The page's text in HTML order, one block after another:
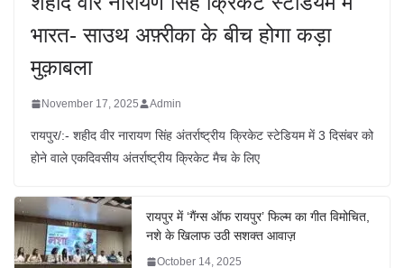
भारत- साउथ अफ़्रीका के बीच होगा कड़ा
मुक़ाबला
November 17, 2025 Admin
रायपुर/:- शहीद वीर नारायण सिंह अंतर्राष्ट्रीय क्रिकेट स्टेडियम में 3 दिसंबर को
होने वाले एकदिवसीय अंतर्राष्ट्रीय क्रिकेट मैच के लिए
रायपुर में ‘गैंग्स ऑफ रायपुर’ फिल्म का गीत विमोचित,
नशे के खिलाफ उठी सशक्त आवाज़
October 14, 2025